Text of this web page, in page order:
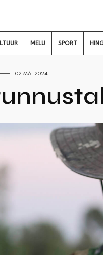
MELU SPORT
02.MAI 2024